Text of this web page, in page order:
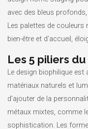
avec des bleus
Les palettes de
bien-être et d’accueil,
Les 5 piliers
Le design biophilique
matériaux naturels et
d’ajouter de la
métaux mixtes, comme
sophistication. Les